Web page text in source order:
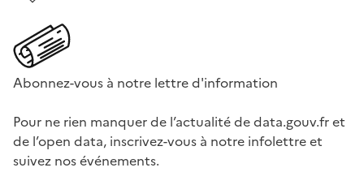
Abonnez-vous à notre lettre d'information
Pour ne rien manquer de l’actualité de data.gouv.fr et
de l’open data, inscrivez-vous à notre infolettre et
suivez nos événements.